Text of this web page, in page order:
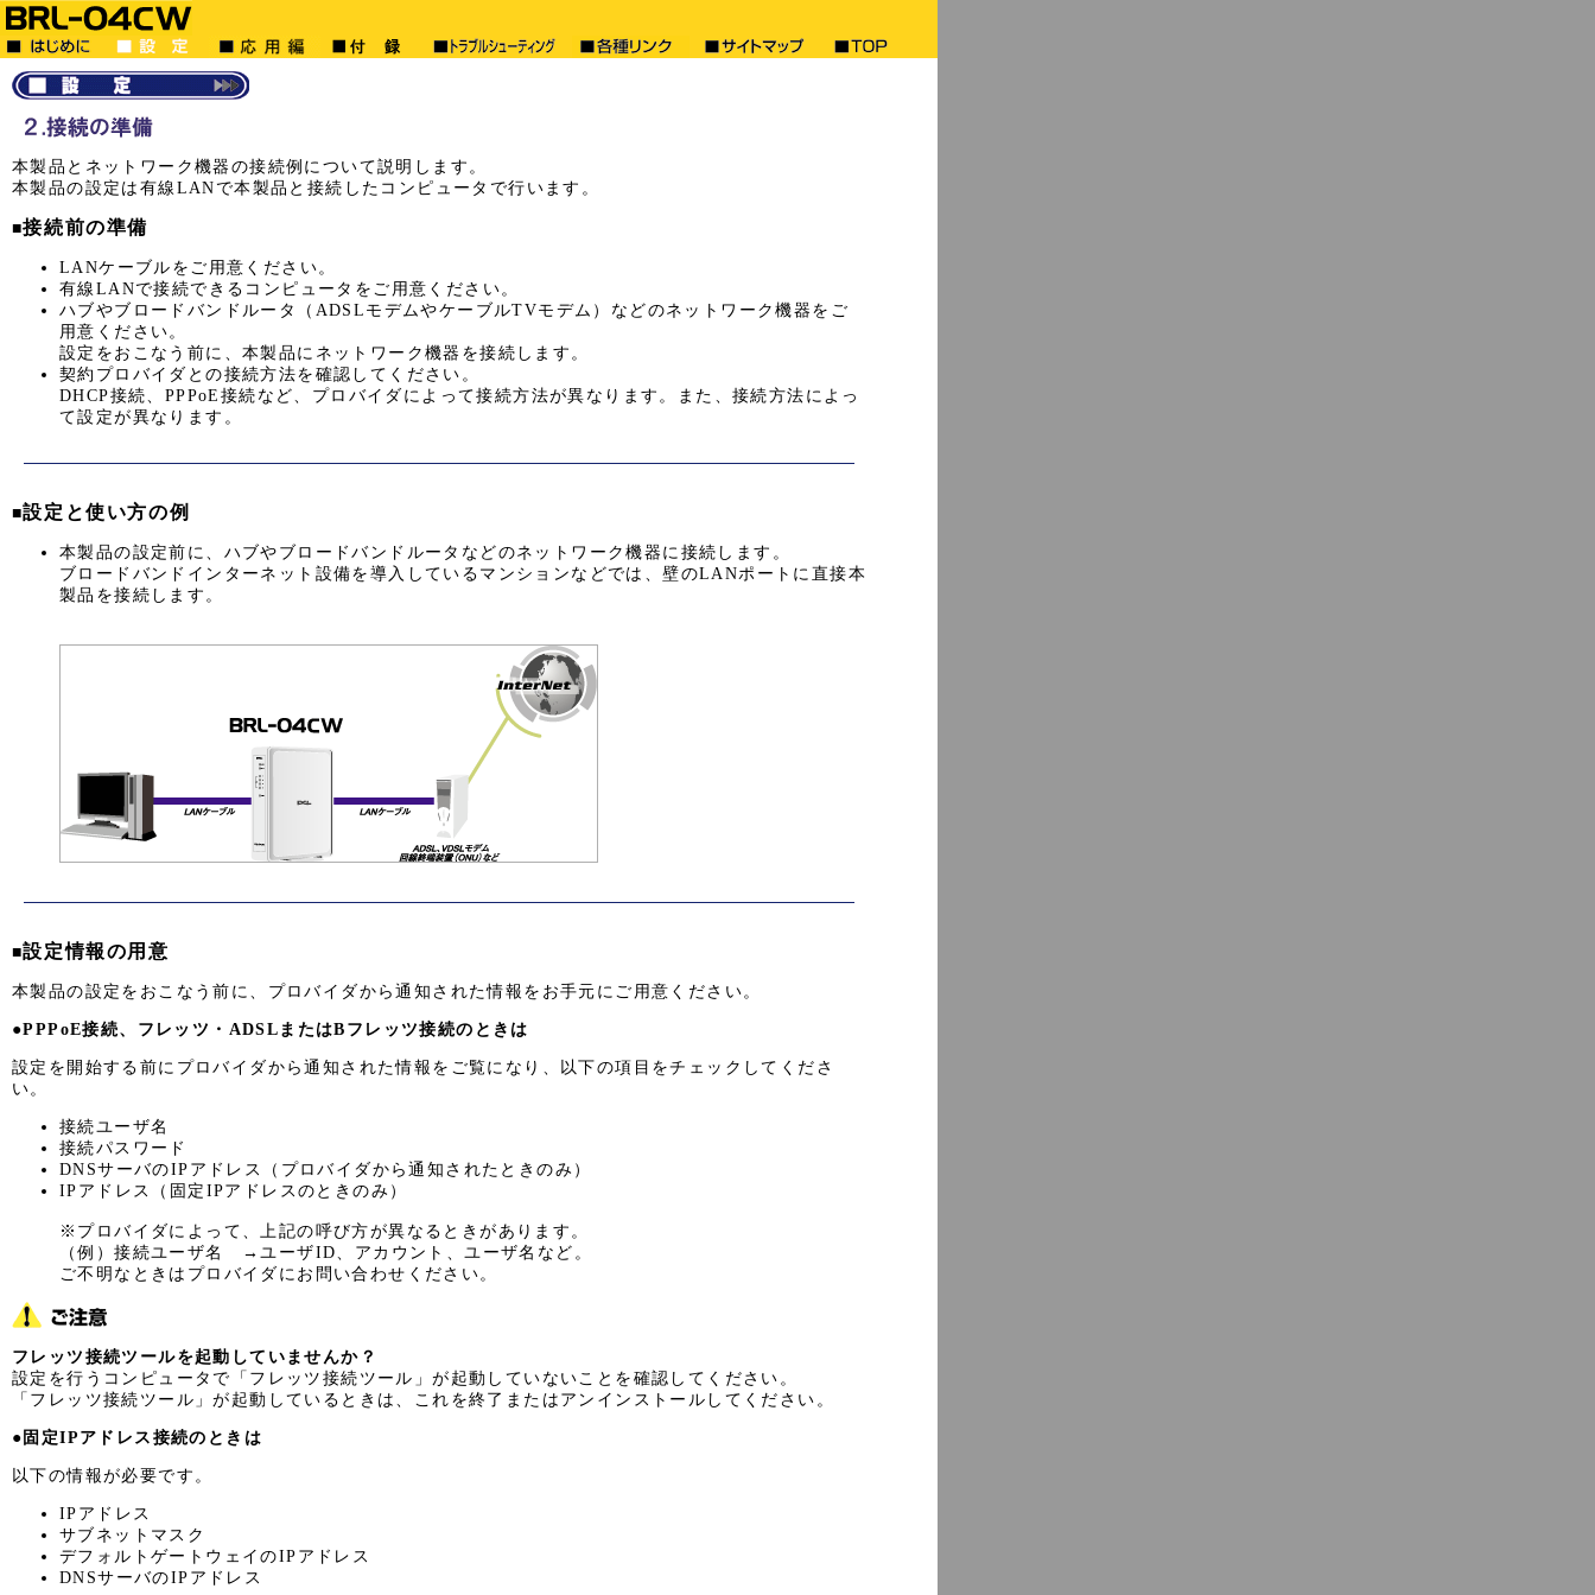
本製品とネットワーク機器の接続例について説明します。
本製品の設定は有線LANで本製品と接続したコンピュータで行います。
■接続前の準備
LANケーブルをご用意ください。
有線LANで接続できるコンピュータをご用意ください。
ハブやブロードバンドルータ（ADSLモデムやケーブルTVモデム）などのネットワーク機器をご
用意ください。
設定をおこなう前に、本製品にネットワーク機器を接続します。
契約プロバイダとの接続方法を確認してください。
DHCP接続、PPPoE接続など、プロバイダによって接続方法が異なります。また、接続方法によっ
て設定が異なります。
■設定と使い方の例
本製品の設定前に、ハブやブロードバンドルータなどのネットワーク機器に接続します。
ブロードバンドインターネット設備を導入しているマンションなどでは、壁のLANポートに直接本
製品を接続します。
■設定情報の用意
本製品の設定をおこなう前に、プロバイダから通知された情報をお手元にご用意ください。
●PPPoE接続、フレッツ・ADSLまたはBフレッツ接続のときは
設定を開始する前にプロバイダから通知された情報をご覧になり、以下の項目をチェックしてくださ
い。
接続ユーザ名
接続パスワード
DNSサーバのIPアドレス（プロバイダから通知されたときのみ）
IPアドレス（固定IPアドレスのときのみ）
※プロバイダによって、上記の呼び方が異なるときがあります。
（例）接続ユーザ名 →ユーザID、アカウント、ユーザ名など。
ご不明なときはプロバイダにお問い合わせください。
フレッツ接続ツールを起動していませんか？
設定を行うコンピュータで「フレッツ接続ツール」が起動していないことを確認してください。
「フレッツ接続ツール」が起動しているときは、これを終了またはアンインストールしてください。
●固定IPアドレス接続のときは
以下の情報が必要です。
IPアドレス
サブネットマスク
デフォルトゲートウェイのIPアドレス
DNSサーバのIPアドレス